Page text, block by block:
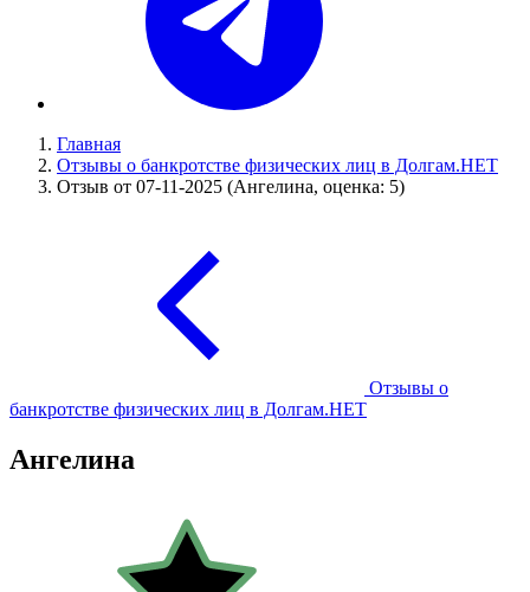
Главная
Отзывы о банкротстве физических лиц в Долгам.НЕТ
Отзыв от 07-11-2025 (Ангелина, оценка: 5)
Отзывы о
банкротстве физических лиц в Долгам.НЕТ
Ангелина